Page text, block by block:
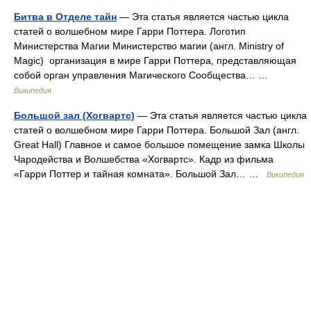
Битва в Отделе тайн — Эта статья является частью цикла
статей о волшебном мире Гарри Поттера. Логотип
Министерства Магии Министерство магии (англ. Ministry of
Magic) организация в мире Гарри Поттера, представляющая
собой орган управления Магического Сообщества… …
Википедия
Большой зал (Хогвартс) — Эта статья является частью цикла
статей о волшебном мире Гарри Поттера. Большой Зал (англ.
Great Hall) Главное и самое большое помещение замка Школы
Чародейства и Волшебства «Хогвартс». Кадр из фильма
«Гарри Поттер и тайная комната». Большой Зал… …
Википедия